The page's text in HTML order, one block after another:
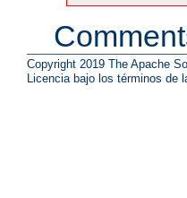
Copyright 2019 The Apache
Licencia bajo los términos de